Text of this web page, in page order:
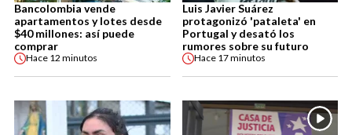
Bancolombia vende
apartamentos y lotes desde
$40 millones: así puede
comprar
Hace 12 minutos
Luis Javier Suárez
protagonizó 'pataleta' en
Portugal y desató los
rumores sobre su futuro
Hace 17 minutos